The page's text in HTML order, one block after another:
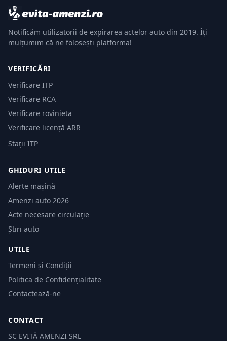
Notificăm utilizatorii de expirarea actelor auto din 2019. Îți
mulțumim că ne folosești platforma!
VERIFICĂRI
Verificare ITP
Verificare RCA
Verificare rovinieta
Verificare licență ARR
Stații ITP
GHIDURI UTILE
Alerte mașină
Amenzi auto 2026
Acte necesare circulație
Știri auto
UTILE
Termeni și Condiții
Politica de Confidențialitate
Contactează-ne
CONTACT
SC EVITĂ AMENZI SRL